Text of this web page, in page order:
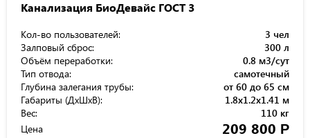
Канализация БиоДевайс ГОСТ 3
Кол-во пользователей:
3 чел
Залповый сброс:
300 л
Объём переработки:
0.8 м3/сут
Тип отвода:
самотечный
Глубина залегания трубы:
от 60 до 65 см
Габариты (ДхШхВ):
1.8x1.2x1.41 м
Вес:
110 кг
Цена
209 800 Р